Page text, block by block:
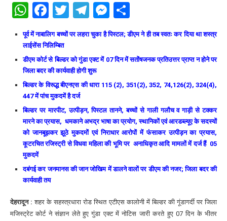
WhatsApp
Facebook
Twitter
Telegram
Messenger
पूर्व में नाबालिग बच्चों पर लहरा चुका है पिस्टल; डीएम ने ही तब स्वतः कर दिया था शस्त्र
लाईसेंस निलिम्बित
डीएम कोर्ट से बिल्डर को गुंडा एक्ट में 07 दिन में सतोंषजनक प्रतिउत्तर प्राप्त न होने पर
जिला बदर की कार्यवाही होगी शुरू
बिल्डर के विरूद्ध बीएनएस की धारा 115 (2), 351(2), 352, 74,126(2), 324(4),
447 में पांच मुकदमें है दर्ज
बिल्डर पर मारपीट, उत्पीड़न, पिस्टल तानने, बच्चों से गाली गलौच व गाड़ी से टक्कर
मारने का प्रयास, धमकाने अभद्र भाषा का प्रयोग, स्थानिकों एवं आरडब्ल्यूए के सदस्यों
को जानबूझकर झूठे मुकदमों एवं निराधार आरोपों में फंसाकर उत्पीड़न का प्रयास,
कूटरचित रजिस्ट्री से विधवा महिला की भूमि पर अनाधिकृत आदि मामलों में दर्ज हैं 05
मुकदमें
दबंगई कर जनमानस की जान जोखिम में डालने वालों पर डीएम की नजर; जिला बदर की
कार्यवाही तय
देहरादून : शहर के सहस्त्रधारा रोड स्थित एटीएस कालोनी में बिल्डर की गूंडागर्दी पर जिला
मजिस्ट्रेट कोर्ट ने संज्ञान लेते हुए गुंडा एक्ट में नोटिस जारी करते हुए 07 दिन के भीतर